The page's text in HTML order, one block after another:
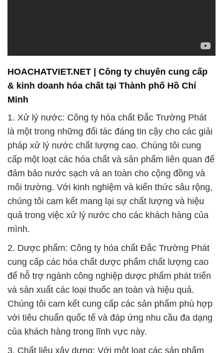
cung cấp các hóa chất dược phẩm chất lượng cao
để hỗ trợ ngành công nghiệp dược phẩm phát triển
Chúng tôi cam kết cung cấp các sản phẩm phù hợp
với tiêu chuẩn quốc tế và đáp ứng nhu cầu đa dạng
của khách hàng trong lĩnh vực này.
3. Chất liệu xây dựng: Với một loạt các sản phẩm
chất lượng cao, chúng tôi cung cấp các giải pháp
hóa chất cho ngành công nghiệp xây dựng. Chúng
tôi hỗ trợ trong việc tạo ra các sản phẩm xây dựng
bền vững và đáng tin cậy, từ sơn, keo dán, đến các
thiện.
4. Dệt nhuộm: Chất liệu và hóa chất dệt nhuộm chất
lượng cao giúp bạn tạo ra sản phẩm dệt nhuộm độc
đáo và chất lượng. Chúng tôi cung cấp các giải
pháp hóa chất đa dạng cho ngành công nghiệp dệt
nhuộm, giúp tạo ra các màu sắc và chất liệu đáng
kinh ngạc cho sản phẩm của bạn.